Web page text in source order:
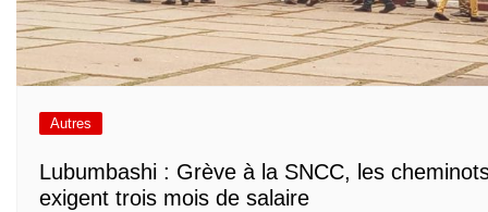
Autres
Lubumbashi : Grève à la SNCC, les
exigent trois mois de salaire